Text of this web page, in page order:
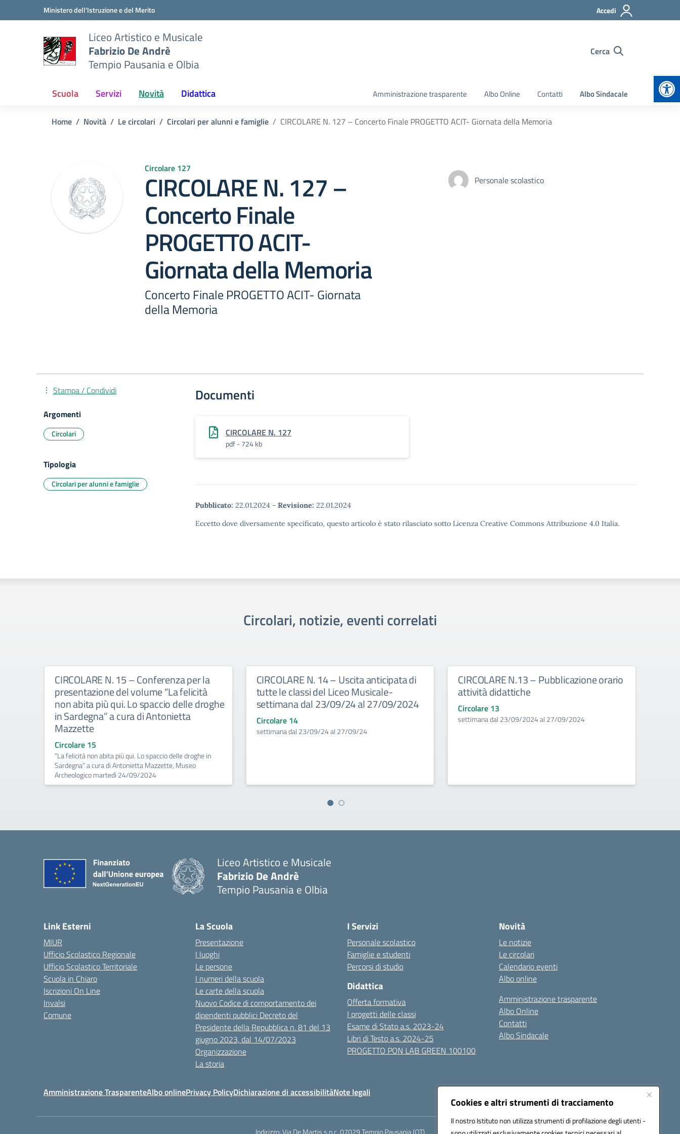
Cookies e altri strumenti di tracciamento
Il nostro Istituto non utilizza strumenti di profilazione degli utenti -
Vai ai contenuti
Vai al menu di navigazioneMinistero dell'Istruzione e del Merito Accedi
Liceo Artistico e Musicale
Fabrizio De Andrè
Tempio Pausania e Olbia
Cerca
Scuola Servizi Novità Didattica Amministrazione trasparente Albo Online Contatti Albo Sindacale
Home Novità Le circolari Circolari per alunni e famiglie CIRCOLARE N. 127 – Concerto Finale PROGETTO ACIT- Giornata della Memoria
Circolare 127
CIRCOLARE N. 127 –
Concerto Finale
PROGETTO ACIT-
Giornata della Memoria
Concerto Finale PROGETTO ACIT- Giornata
della Memoria
Personale scolastico
Documenti
CIRCOLARE N. 127
pdf - 724 kb
Pubblicato: 22.01.2024 - Revisione: 22.01.2024
Eccetto dove diversamente specificato, questo articolo è stato rilasciato sotto Licenza Creative Commons Attribuzione 4.0 Italia.
Stampa / Condividi
Argomenti
Circolari
Tipologia
Circolari per alunni e famiglie
Circolari, notizie, eventi correlati
CIRCOLARE N. 15 – Conferenza per la
presentazione del volume “La felicità
non abita più qui. Lo spaccio delle droghe
in Sardegna” a cura di Antonietta
Mazzette
Circolare 15
“La felicità non abita più qui. Lo spaccio delle droghe in
Sardegna” a cura di Antonietta Mazzette, Museo
Archeologico martedì 24/09/2024
CIRCOLARE N. 14 – Uscita anticipata di
tutte le classi del Liceo Musicale-
settimana dal 23/09/24 al 27/09/2024
Circolare 14
settimana dal 23/09/24 al 27/09/24
CIRCOLARE N.13 – Pubblicazione orario
attività didattiche
Circolare 13
settimana dal 23/09/2024 al 27/09/2024
Liceo Artistico e Musicale
Fabrizio De Andrè
Tempio Pausania e Olbia
Link Esterni
MIUR
Ufficio Scolastico Regionale
Ufficio Scolastico Territoriale
Scuola in Chiaro
Iscrizioni On Line
Invalsi
Comune
La Scuola
Presentazione
I luoghi
Le persone
I numeri della scuola
Le carte della scuola
Nuovo Codice di comportamento dei
dipendenti pubblici Decreto del
Presidente della Repubblica n. 81 del 13
giugno 2023, dal 14/07/2023
Organizzazione
La storia
I Servizi
Personale scolastico
Famiglie e studenti
Percorsi di studio
Didattica
Offerta formativa
I progetti delle classi
Esame di Stato a.s. 2023-24
Libri di Testo a.s. 2024-25
PROGETTO PON LAB GREEN 100100
Novità
Le notizie
Le circolari
Calendario eventi
Albo online
Amministrazione trasparente
Albo Online
Contatti
Albo Sindacale
Amministrazione TrasparenteAlbo onlinePrivacy PolicyDichiarazione di accessibilitàNote legali
Indirizzo:Via De Martis s.n.c. 07029 Tempio Pausania (OT)